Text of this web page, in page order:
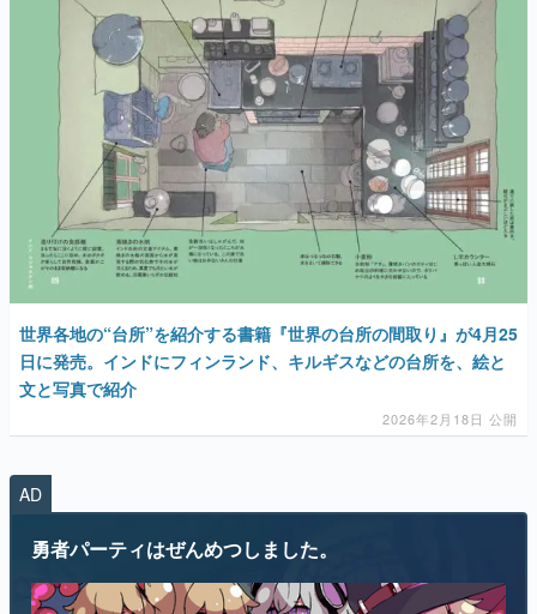
世界各地の“台所”を紹介する書籍『世界の台所の間取り』が4月25
日に発売。インドにフィンランド、キルギスなどの台所を、絵と
文と写真で紹介
2026年2月18日 公開
AD
勇者パーティはぜんめつしました。